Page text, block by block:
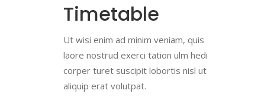
Timetable
Ut wisi enim ad minim veniam, quis
laore nostrud exerci tation ulm hedi
corper turet suscipit lobortis nisl ut
aliquip erat volutpat.